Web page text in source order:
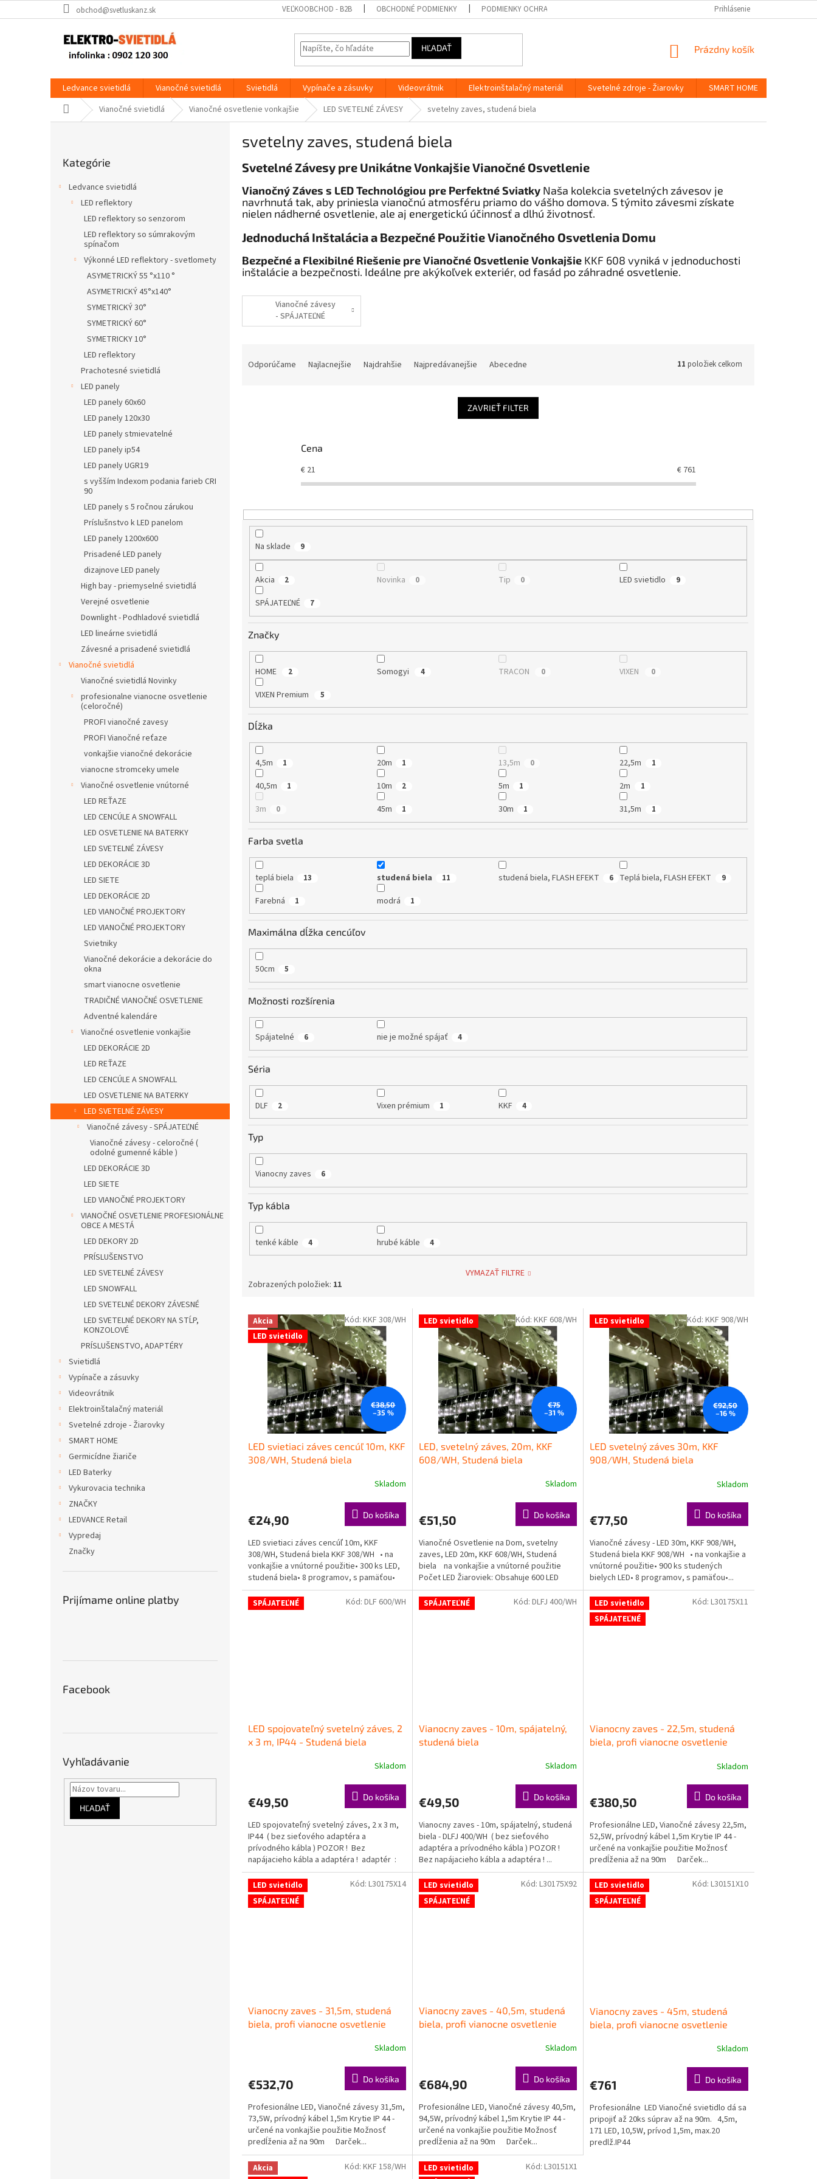
na
obchod@svetluskanz.sk VEĽKOOBCHOD - B2B OBCHODNÉ PODMIENKY PODMIENKY OCHRANY OSOBNÝCH ÚDAJOV Prihlásenie
HĽADAŤ
NÁKUPNÝ
Prázdny košík
Ledvance svietidlá Vianočné svietidlá Svietidlá Vypínače a zásuvky Videovrátnik Elektroinštalačný materiál Svetelné zdroje - Žiarovky SMART HOME
DomovVianočné svietidlá Vianočné osvetlenie vonkajšie LED SVETELNÉ ZÁVESY svetelny zaves, studená biela
kategórie
Kategórie
Ledvance svietidlá
LED reflektory
LED reflektory so senzorom
LED reflektory so súmrakovým
spínačom
Výkonné LED reflektory - svetlomety
ASYMETRICKÝ 55 °x110 °
ASYMETRICKÝ 45°x140°
SYMETRICKÝ 30°
SYMETRICKÝ 60°
SYMETRICKY 10°
LED reflektory
Prachotesné svietidlá
LED panely
LED panely 60x60
LED panely 120x30
LED panely stmievatelné
LED panely ip54
LED panely UGR19
s vyšším Indexom podania farieb CRI
90
LED panely s 5 ročnou zárukou
Príslušnstvo k LED panelom
LED panely 1200x600
Prisadené LED panely
dizajnove LED panely
High bay - priemyselné svietidlá
Verejné osvetlenie
Downlight - Podhladové svietidlá
LED lineárne svietidlá
Závesné a prisadené svietidlá
Vianočné svietidlá
Vianočné svietidlá Novinky
profesionalne vianocne osvetlenie
(celoročné)
PROFI vianočné zavesy
PROFI Vianočné reťaze
vonkajšie vianočné dekorácie
vianocne stromceky umele
Vianočné osvetlenie vnútorné
LED REŤAZE
LED CENCÚLE A SNOWFALL
LED OSVETLENIE NA BATERKY
LED SVETELNÉ ZÁVESY
LED DEKORÁCIE 3D
LED SIETE
LED DEKORÁCIE 2D
LED VIANOČNÉ PROJEKTORY
LED VIANOČNÉ PROJEKTORY
Svietniky
Vianočné dekorácie a dekorácie do
okna
smart vianocne osvetlenie
TRADIČNÉ VIANOČNÉ OSVETLENIE
Adventné kalendáre
Vianočné osvetlenie vonkajšie
LED DEKORÁCIE 2D
LED REŤAZE
LED CENCÚLE A SNOWFALL
LED OSVETLENIE NA BATERKY
LED SVETELNÉ ZÁVESY
Vianočné závesy - SPÁJATEĽNÉ
Vianočné závesy - celoročné (
odolné gumenné káble )
LED DEKORÁCIE 3D
LED SIETE
LED VIANOČNÉ PROJEKTORY
VIANOČNÉ OSVETLENIE PROFESIONÁLNE
OBCE A MESTÁ
LED DEKORY 2D
PRÍSLUŠENSTVO
LED SVETELNÉ ZÁVESY
LED SNOWFALL
LED SVETELNÉ DEKORY ZÁVESNÉ
LED SVETELNÉ DEKORY NA STĹP,
KONZOLOVÉ
PRÍSLUŠENSTVO, ADAPTÉRY
Svietidlá
Vypínače a zásuvky
Videovrátnik
Elektroinštalačný materiál
Svetelné zdroje - Žiarovky
SMART HOME
Germicídne žiariče
LED Baterky
Vykurovacia technika
ZNAČKY
LEDVANCE Retail
Vypredaj
Značky
Prijímame online platby
Facebook
Vyhľadávanie
HĽADAŤ
svetelny zaves, studená biela
Svetelné Závesy pre Unikátne Vonkajšie Vianočné Osvetlenie
Vianočný Záves s LED Technológiou pre Perfektné Sviatky Naša kolekcia svetelných závesov je
navrhnutá tak, aby priniesla vianočnú atmosféru priamo do vášho domova. S týmito závesmi získate
nielen nádherné osvetlenie, ale aj energetickú účinnosť a dlhú životnosť.
Jednoduchá Inštalácia a Bezpečné Použitie Vianočného Osvetlenia Domu
Bezpečné a Flexibilné Riešenie pre Vianočné Osvetlenie Vonkajšie KKF 608 vyniká v jednoduchosti
inštalácie a bezpečnosti. Ideálne pre akýkoľvek exteriér, od fasád po záhradné osvetlenie.
Vianočné závesy
- SPÁJATEĽNÉ
k
t
Odporúčame Najlacnejšie Najdrahšie Najpredávanejšie Abecedne 11 položiek celkom
ZAVRIEŤ FILTER
Cena
€ 21 € 761
Na sklade 9
Akcia 2 Novinka 0 Tip 0 LED svietidlo 9
SPÁJATEĽNÉ 7
Značky
HOME 2 Somogyi 4 TRACON 0 VIXEN 0
VIXEN Premium 5
Dĺžka
4,5m 1 20m 1 13,5m 0 22,5m 1
40,5m 1 10m 2 5m 1 2m 1
3m 0 45m 1 30m 1 31,5m 1
Farba svetla
teplá biela 13 studená biela 11 studená biela, FLASH EFEKT 6 Teplá biela, FLASH EFEKT 9
Farebná 1 modrá 1
Maximálna dĺžka cencúľov
50cm 5
Možnosti rozšírenia
Spájatelné 6 nie je možné spájať 4
Séria
DLF 2 Vixen prémium 1 KKF 4
Typ
Vianocny zaves 6
Typ kábla
tenké káble 4 hrubé káble 4
VYMAZAŤ FILTRE
Zobrazených položiek: 11
V
p
Akcia
LED svietidlo
€38,50
–35 %
LED svietiaci záves cencúľ 10m, KKF
308/WH, Studená biela
je
z
5
hviezdičiek.
Skladom
€24,90 Do košíka
LED svietiaci záves cencúľ 10m, KKF
308/WH, Studená biela KKF 308/WH • na
vonkajšie a vnútorné použitie• 300 ks LED,
studená biela• 8 programov, s pamäťou•
priebežná...
Kód: KKF 308/WH LED svietidlo
€75
–31 %
LED, svetelný záves, 20m, KKF
608/WH, Studená biela
je
z
5
hviezdičiek.
Skladom
€51,50 Do košíka
Vianočné Osvetlenie na Dom, svetelny
zaves, LED 20m, KKF 608/WH, Studená
biela na vonkajšie a vnútorné použitie
Počet LED Žiaroviek: Obsahuje 600 LED
žiaroviek, ktoré...
Kód: KKF 608/WH LED svietidlo
€92,50
–16 %
LED svetelný záves 30m, KKF
908/WH, Studená biela
je
z
5
hviezdičiek.
Skladom
€77,50 Do košíka
Vianočné závesy - LED 30m, KKF 908/WH,
Studená biela KKF 908/WH • na vonkajšie a
vnútorné použitie• 900 ks studených
bielych LED• 8 programov, s pamäťou•...
Kód: KKF 908/WH
SPÁJATEĽNÉ
LED spojovateľný svetelný záves, 2
x 3 m, IP44 - Studená biela
Skladom
€49,50 Do košíka
LED spojovateľný svetelný záves, 2 x 3 m,
IP44 ( bez sieťového adaptéra a
prívodného kábla ) POZOR ! Bez
napájacieho kábla a adaptéra ! adaptér :
DLA...
Kód: DLF 600/WH SPÁJATEĽNÉ
Vianocny zaves - 10m, spájatelný,
studená biela
Skladom
€49,50 Do košíka
Vianocny zaves - 10m, spájatelný, studená
biela - DLFJ 400/WH ( bez sieťového
adaptéra a prívodného kábla ) POZOR !
Bez napájacieho kábla a adaptéra ! ...
Kód: DLFJ 400/WH
LED svietidlo
SPÁJATEĽNÉ
Vianocny zaves - 22,5m, studená
biela, profi vianocne osvetlenie
Skladom
€380,50 Do košíka
Profesionálne LED, Vianočné závesy 22,5m,
52,5W, prívodný kábel 1,5m Krytie IP 44 -
určené na vonkajšie použitie Možnosť
predĺženia až na 90m Darček...
Kód: L30175X11
LED svietidlo
SPÁJATEĽNÉ
Vianocny zaves - 31,5m, studená
biela, profi vianocne osvetlenie
Skladom
€532,70 Do košíka
Profesionálne LED, Vianočné závesy 31,5m,
73,5W, prívodný kábel 1,5m Krytie IP 44 -
určené na vonkajšie použitie Možnosť
predĺženia až na 90m Darček...
Kód: L30175X14
LED svietidlo
SPÁJATEĽNÉ
Vianocny zaves - 40,5m, studená
biela, profi vianocne osvetlenie
Skladom
€684,90 Do košíka
Profesionálne LED, Vianočné závesy 40,5m,
94,5W, prívodný kábel 1,5m Krytie IP 44 -
určené na vonkajšie použitie Možnosť
predĺženia až na 90m Darček...
Kód: L30175X92
LED svietidlo
SPÁJATEĽNÉ
Vianocny zaves - 45m, studená
biela, profi vianocne osvetlenie
Skladom
€761 Do košíka
Profesionálne LED Vianočné svietidlo dá sa
pripojiť až 20ks súprav až na 90m. 4,5m,
171 LED, 10,5W, prívod 1,5m, max.20
predlž.IP44
Kód: L30151X10
Akcia
Kód: KKF 158/WH
LED svietidlo
Kód: L30151X1